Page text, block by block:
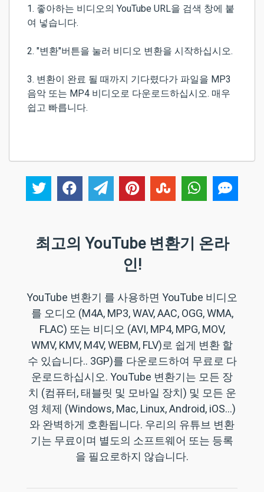
1. 좋아하는 비디오의 YouTube URL을 검색 창에 붙
여 넣습니다.
2. "변환"버튼을 눌러 비디오 변환을 시작하십시오.
3. 변환이 완료 될 때까지 기다렸다가 파일을 MP3
음악 또는 MP4 비디오로 다운로드하십시오. 매우
쉽고 빠릅니다.
최고의 YouTube 변환기 온라
인!
YouTube 변환기 를 사용하면 YouTube 비디오
를 오디오 (M4A, MP3, WAV, AAC, OGG, WMA,
FLAC) 또는 비디오 (AVI, MP4, MPG, MOV,
WMV, KMV, M4V, WEBM, FLV)로 쉽게 변환 할
수 있습니다.. 3GP)를 다운로드하여 무료로 다
운로드하십시오. YouTube 변환기는 모든 장
치 (컴퓨터, 태블릿 및 모바일 장치) 및 모든 운
영 체제 (Windows, Mac, Linux, Android, iOS...)
와 완벽하게 호환됩니다. 우리의 유튜브 변환
기는 무료이며 별도의 소프트웨어 또는 등록
을 필요로하지 않습니다.